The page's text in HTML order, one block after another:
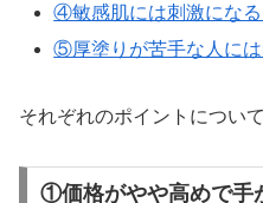
④敏感肌には刺激になる
⑤厚塗りが苦手な人に
それぞれのポイントについ
①価格がやや高めで手